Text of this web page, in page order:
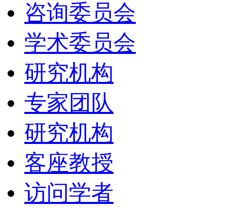
咨询委员会
学术委员会
研究机构
专家团队
研究机构
客座教授
访问学者